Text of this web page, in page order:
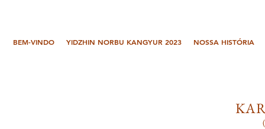
BEM-VINDO YIDZHIN NORBU KANGYUR 2023 NOSSA HISTÓRIA